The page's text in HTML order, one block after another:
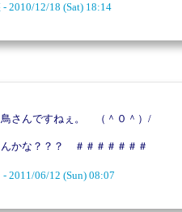
2010/12/18 (Sat) 18:14
さんですねぇ。 （＾０＾）/
かな？？？ ＃＃＃＃＃＃＃
- 2011/06/12 (Sun) 08:07